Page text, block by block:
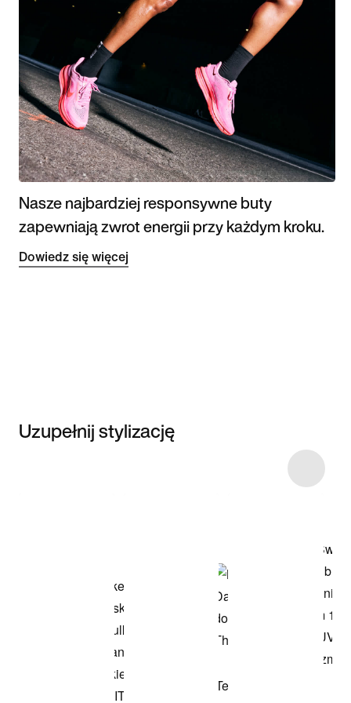
Nasze najbardziej responsywne buty
zapewniają zwrot energii przy każdym kroku.
Dowiedz się więcej
Uzupełnij stylizację